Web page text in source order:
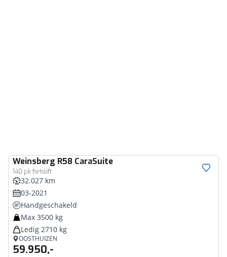
Weinsberg R58 CaraSuite
140 pk fietslift
32.027 km
03-2021
Handgeschakeld
Max 3500 kg
Ledig 2710 kg
OOSTHUIZEN
59.950,-